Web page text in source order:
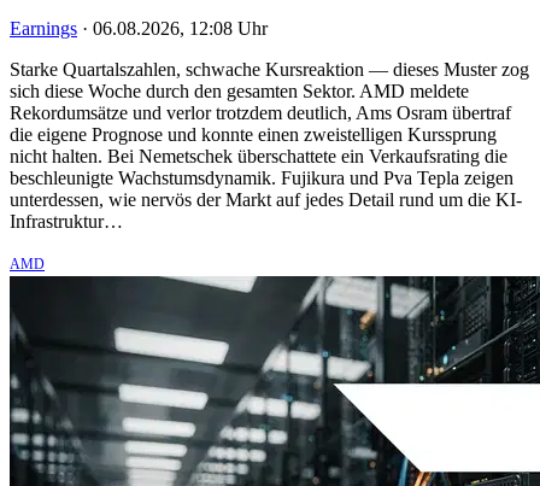
Earnings · 06.08.2026, 12:08 Uhr
Starke Quartalszahlen, schwache Kursreaktion — dieses Muster zog
sich diese Woche durch den gesamten Sektor. AMD meldete
Rekordumsätze und verlor trotzdem deutlich, Ams Osram übertraf
die eigene Prognose und konnte einen zweistelligen Kurssprung
nicht halten. Bei Nemetschek überschattete ein Verkaufsrating die
beschleunigte Wachstumsdynamik. Fujikura und Pva Tepla zeigen
unterdessen, wie nervös der Markt auf jedes Detail rund um die KI-
Infrastruktur…
AMD